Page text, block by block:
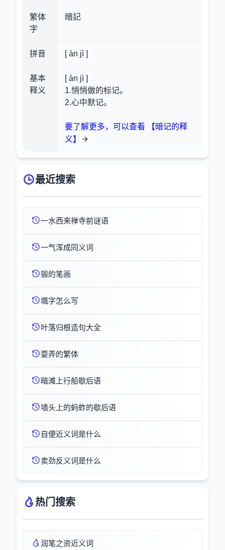
繁体
字
暗記
拼音 [ àn jì ]
基本
释义
[ àn jì ]
1.悄悄做的标记。
2.心中默记。
要了解更多，可以查看 【暗记的释
义】
最近搜索
一水西来禅寺前谜语
一气浑成同义词
锻的笔画
堸字怎么写
叶落归根造句大全
耍弄的繁体
暗滩上行船歇后语
墙头上的蚂蚱的歇后语
自便近义词是什么
卖劲反义词是什么
热门搜索
润笔之资近义词